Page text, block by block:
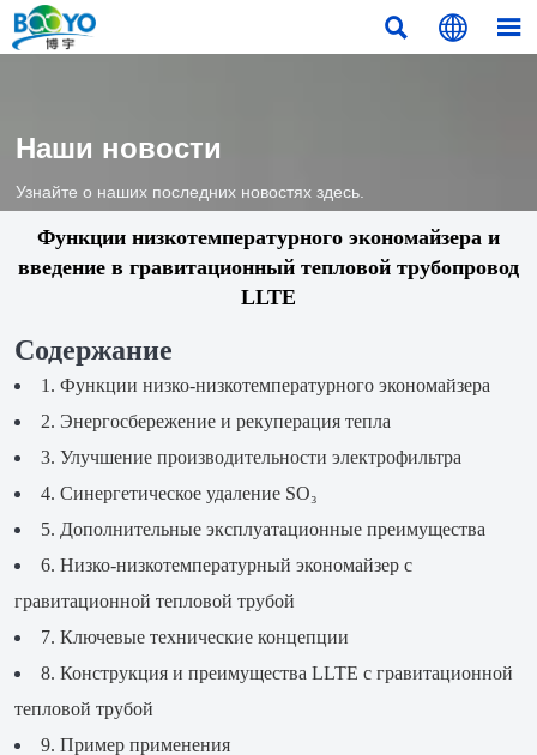
  
Наши новости
Узнайте о наших последних новостях здесь.
Функции низкотемпературного экономайзера и
введение в гравитационный тепловой трубопровод
LLTE
Содержание
1. Функции низко-низкотемпературного экономайзера
2. Энергосбережение и рекуперация тепла
3. Улучшение производительности электрофильтра
4. Синергетическое удаление SO₃
5. Дополнительные эксплуатационные преимущества
6. Низко-низкотемпературный экономайзер с
гравитационной тепловой трубой
7. Ключевые технические концепции
8. Конструкция и преимущества LLTE с гравитационной
тепловой трубой
9. Пример применения